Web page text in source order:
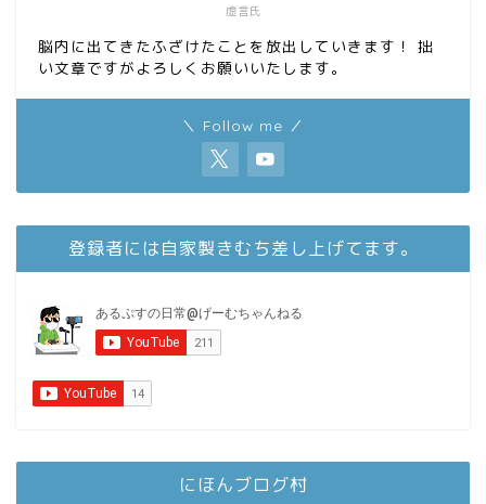
虚言氏
脳内に出てきたふざけたことを放出していきます！ 拙
い文章ですがよろしくお願いいたします。
＼ Follow me ／
登録者には自家製きむち差し上げてます。
にほんブログ村